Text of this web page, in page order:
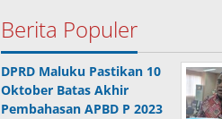
Berita Populer
DPRD Maluku Pastikan 10
Oktober Batas Akhir
Pembahasan APBD P 2023